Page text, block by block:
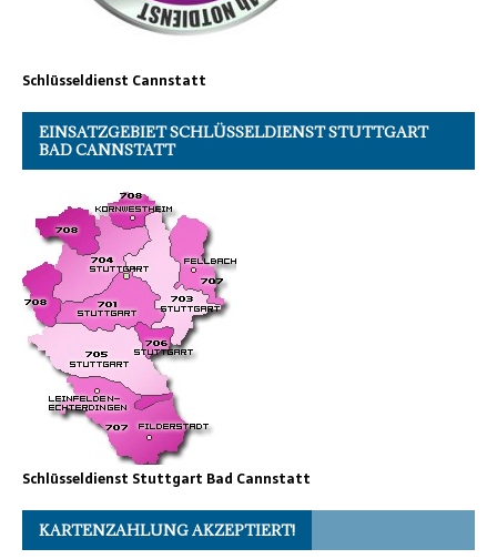
Schlüsseldienst Cannstatt
EINSATZGEBIET SCHLÜSSELDIENST STUTTGART
BAD CANNSTATT
Schlüsseldienst Stuttgart Bad Cannstatt
KARTENZAHLUNG AKZEPTIERT!